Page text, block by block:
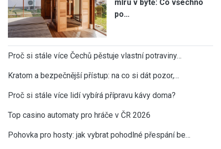
míru v bytě: Co všechno
po…
Proč si stále více Čechů pěstuje vlastní potraviny…
Kratom a bezpečnější přístup: na co si dát pozor,…
Proč si stále více lidí vybírá přípravu kávy doma?
Top casino automaty pro hráče v ČR 2026
Pohovka pro hosty: jak vybrat pohodlné přespání be…